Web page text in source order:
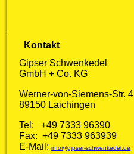
Kontakt
Gipser Schwenkedel
GmbH + Co. KG
Werner-von-Siemens-Str. 4
89150 Laichingen
Tel: +49 7333 96390
Fax: +49 7333 963939
E-Mail:info@gipser-schwenkedel.de